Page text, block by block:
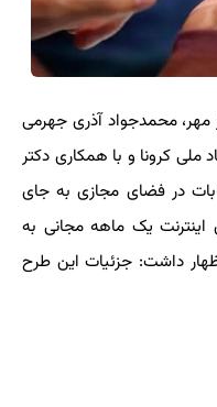
مهر، محمدجواد آذری جهرمی
ملی کرونا و با همکاری دکتر
در فضای مجازی به جای
اینترنت یک ماهه مجانی به
داشت: جزئیات این طرح